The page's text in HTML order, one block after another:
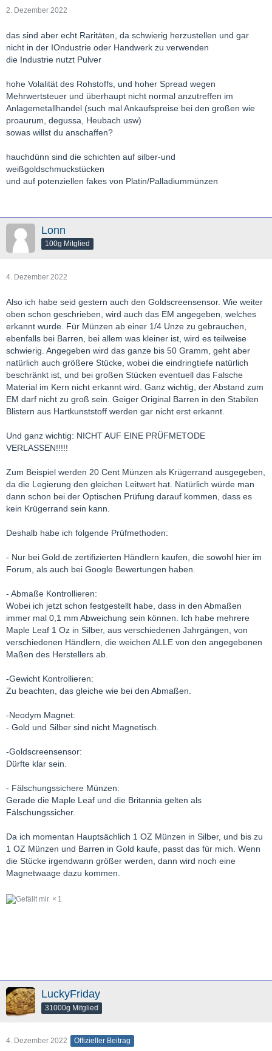
2. Dezember 2022
das sind aber echt Raritäten, da schwierig herzustellen und gar
nicht in der IOndustrie oder Handwerk zu verwenden
die Industrie nutzt Pulver
hohe Volalität des Rohstoffs, und hoher Spread wegen
Mehrwertsteuer und überhaupt nicht normal anzutreffen im
Anlagemetallhandel (such mal Ankaufspreise bei den großen wie
proaurum, degussa, Heubach usw)
sowas willst du anschaffen?
hauchdünn sind die schichten auf silber-und
weißgoldschmuckstücken
und auf potenziellen fakes von Platin/Palladiummünzen
Lonn
100g Mitglied
4. Dezember 2022
Also ich habe seid gestern auch den Goldscreensensor. Wie weiter
oben schon geschrieben, wird auch das EM angegeben, welches
erkannt wurde. Für Münzen ab einer 1/4 Unze zu gebrauchen,
ebenfalls bei Barren, bei allem was kleiner ist, wird es teilweise
schwierig. Angegeben wird das ganze bis 50 Gramm, geht aber
natürlich auch größere Stücke, wobei die eindringtiefe natürlich
beschränkt ist, und bei großen Stücken eventuell das Falsche
Material im Kern nicht erkannt wird. Ganz wichtig, der Abstand zum
EM darf nicht zu groß sein. Geiger Original Barren in den Stabilen
Blistern aus Hartkunststoff werden gar nicht erst erkannt.
Und ganz wichtig: NICHT AUF EINE PRÜFMETODE
VERLASSEN!!!!!
Zum Beispiel werden 20 Cent Münzen als Krügerrand ausgegeben,
da die Legierung den gleichen Leitwert hat. Natürlich würde man
dann schon bei der Optischen Prüfung darauf kommen, dass es
kein Krügerrand sein kann.
Deshalb habe ich folgende Prüfmethoden:
- Nur bei Gold.de zertifizierten Händlern kaufen, die sowohl hier im
Forum, als auch bei Google Bewertungen haben.
- Abmaße Kontrollieren:
Wobei ich jetzt schon festgestellt habe, dass in den Abmaßen
immer mal 0,1 mm Abweichung sein können. Ich habe mehrere
Maple Leaf 1 Oz in Silber, aus verschiedenen Jahrgängen, von
verschiedenen Händlern, die weichen ALLE von den angegebenen
Maßen des Herstellers ab.
-Gewicht Kontrollieren:
Zu beachten, das gleiche wie bei den Abmaßen.
-Neodym Magnet:
- Gold und Silber sind nicht Magnetisch.
-Goldscreensensor:
Dürfte klar sein.
- Fälschungssichere Münzen:
Gerade die Maple Leaf und die Britannia gelten als
Fälschungssicher.
Da ich momentan Hauptsächlich 1 OZ Münzen in Silber, und bis zu
1 OZ Münzen und Barren in Gold kaufe, passt das für mich. Wenn
die Stücke irgendwann größer werden, dann wird noch eine
Magnetwaage dazu kommen.
1
LuckyFriday
31000g Mitglied
4. Dezember 2022 Offizieller Beitrag